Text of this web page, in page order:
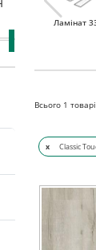
Ламінат
Всього 1
x Classic